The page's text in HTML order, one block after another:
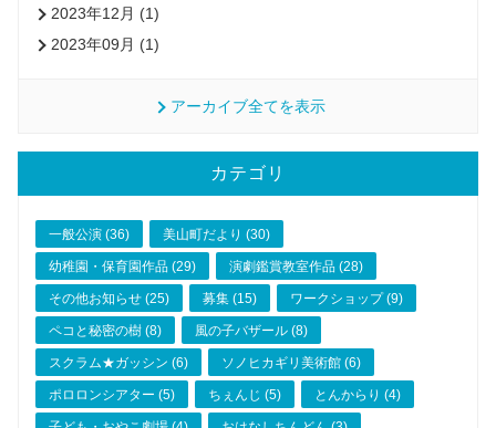
2023年12月 (1)
2023年09月 (1)
アーカイブ全てを表示
カテゴリ
一般公演 (36) 美山町だより (30)
幼稚園・保育園作品 (29) 演劇鑑賞教室作品 (28)
その他お知らせ (25) 募集 (15) ワークショップ (9)
ペコと秘密の樹 (8) 風の子バザール (8)
スクラム★ガッシン (6) ソノヒカギリ美術館 (6)
ポロロンシアター (5) ちぇんじ (5) とんからり (4)